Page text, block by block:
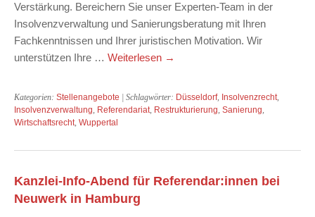
Verstärkung. Bereichern Sie unser Experten-Team in der
Insolvenzverwaltung und Sanierungsberatung mit Ihren
Fachkenntnissen und Ihrer juristischen Motivation. Wir
unterstützen Ihre … Weiterlesen →
Kategorien: Stellenangebote | Schlagwörter: Düsseldorf, Insolvenzrecht,
Insolvenzverwaltung, Referendariat, Restrukturierung, Sanierung,
Wirtschaftsrecht, Wuppertal
Kanzlei-Info-Abend für Referendar:innen bei
Neuwerk in Hamburg